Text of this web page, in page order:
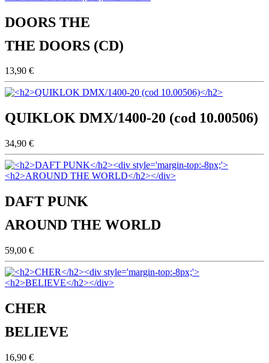
DOORS THE
THE DOORS (CD)
13,90 €
QUIKLOK DMX/1400-20 (cod 10.00506)
34,90 €
DAFT PUNK
AROUND THE WORLD
59,00 €
CHER
BELIEVE
16,90 €